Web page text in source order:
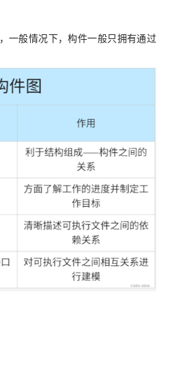
一般情况下，构件一般只拥有通过